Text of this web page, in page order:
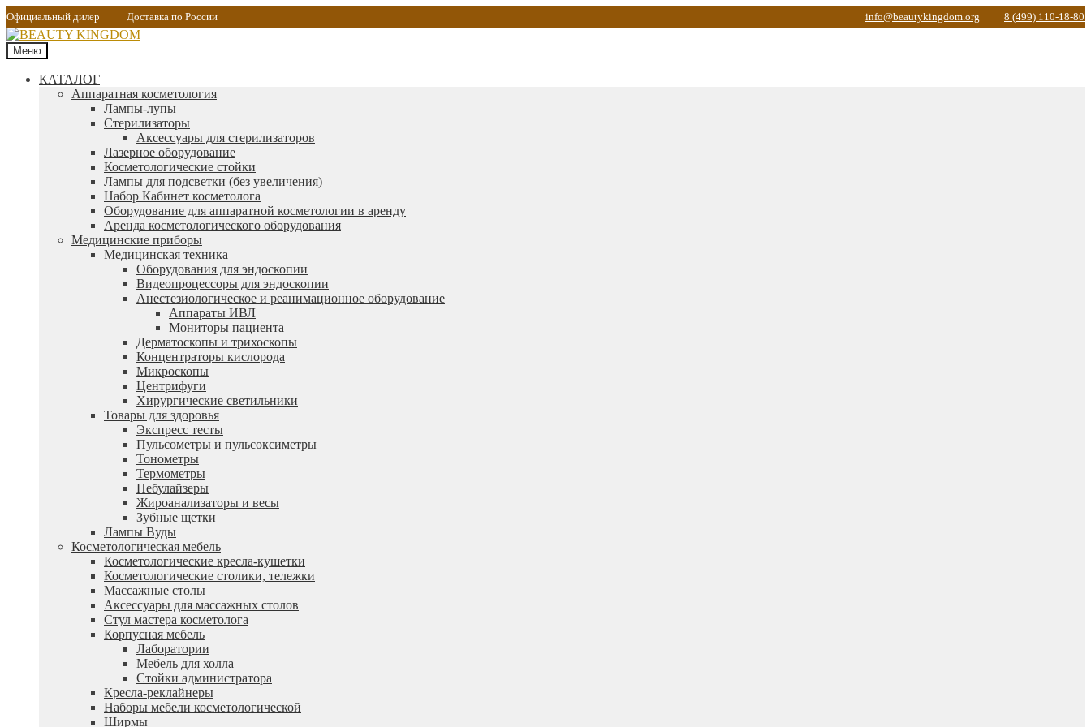
Официальный дилер Доставка по России info@beautykingdom.org 8 (499) 110-18-80
Меню
КАТАЛОГ
Аппаратная косметология
Лампы-лупы
Стерилизаторы
Аксессуары для стерилизаторов
Лазерное оборудование
Косметологические стойки
Лампы для подсветки (без увеличения)
Набор Кабинет косметолога
Оборудование для аппаратной косметологии в аренду
Аренда косметологического оборудования
Медицинские приборы
Медицинская техника
Оборудования для эндоскопии
Видеопроцессоры для эндоскопии
Анестезиологическое и реанимационное оборудование
Аппараты ИВЛ
Мониторы пациента
Дерматоскопы и трихоскопы
Концентраторы кислорода
Микроскопы
Центрифуги
Xирургические светильники
Товары для здоровья
Экспресс тесты
Пульсометры и пульсоксиметры
Тонометры
Термометры
Небулайзеры
Жироанализаторы и весы
Зубные щетки
Лампы Вуды
Косметологическая мебель
Косметологические кресла-кушетки
Косметологические столики, тележки
Массажные столы
Аксессуары для массажных столов
Стул мастера косметолога
Корпусная мебель
Лаборатории
Мебель для холла
Стойки администратора
Кресла-реклайнеры
Наборы мебели косметологической
Ширмы